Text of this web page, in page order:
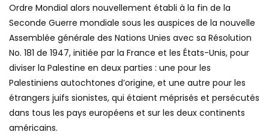
Ordre Mondial alors nouvellement établi à la fin de la
Seconde Guerre mondiale sous les auspices de la nouvelle
Assemblée générale des Nations Unies avec sa Résolution
No. 181 de 1947, initiée par la France et les États-Unis, pour
diviser la Palestine en deux parties : une pour les
Palestiniens autochtones d’origine, et une autre pour les
étrangers juifs sionistes, qui étaient méprisés et persécutés
dans tous les pays européens et sur les deux continents
américains.